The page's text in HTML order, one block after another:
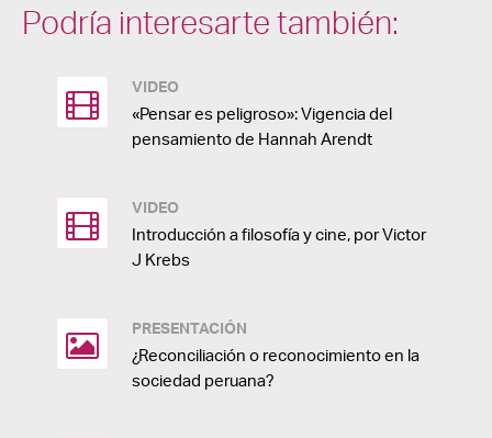
Podría interesarte también:
VIDEO
«Pensar es peligroso»: Vigencia del
pensamiento de Hannah Arendt
VIDEO
Introducción a filosofía y cine, por Victor
J Krebs
PRESENTACIÓN
¿Reconciliación o reconocimiento en la
sociedad peruana?